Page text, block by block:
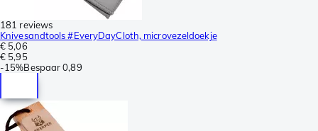
181 reviews
Knivesandtools #EveryDayCloth, microvezeldoekje
€ 5,06
€ 5,95
-15%Bespaar 0,89